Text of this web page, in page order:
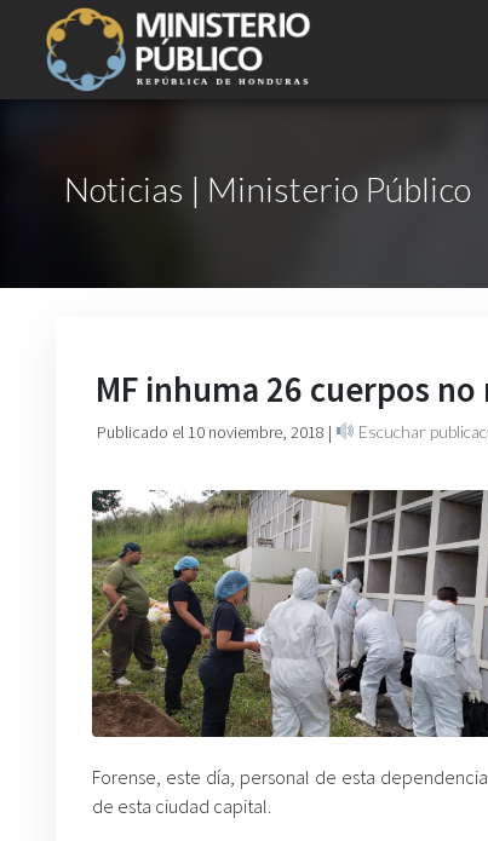
Noticias | Ministerio Público
MF inhuma 26 cuerpos
Publicado el 10 noviembre, 2018 | Escuchar
Forense, este día, personal de esta
de esta ciudad capital.